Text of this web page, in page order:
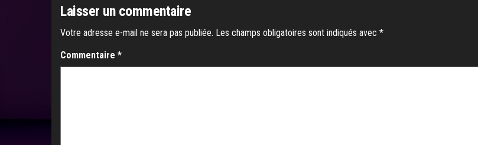
Laisser un commentaire
Votre adresse e-mail ne sera pas publiée. Les champs obligatoires sont indiqués avec *
Commentaire *